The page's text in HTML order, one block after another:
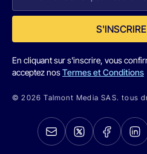
S'INSCRIRE
En cliquant sur s'inscrire, vous
acceptez nosTermes et Conditions
© 2026 Talmont Media SAS. tous